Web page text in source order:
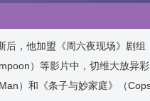
后，他加盟《周六夜现场》剧
）等影片中，切维大放异
）和《条子与妙家庭》（